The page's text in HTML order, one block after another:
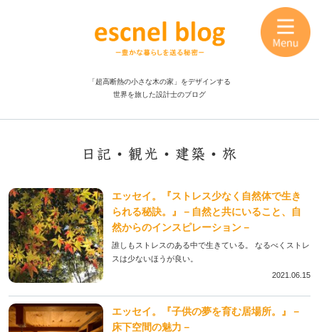
「超高断熱の小さな木の家」をデザインする
世界を旅した設計士のブログ
日記・観光・建築・旅
エッセイ。『ストレス少なく自然体で生き
られる秘訣。』－自然と共にいること、自
然からのインスピレーション－
誰しもストレスのある中で生きている。 なるべくストレ
スは少ないほうが良い。
2021.06.15
エッセイ。『子供の夢を育む居場所。』－
床下空間の魅力－